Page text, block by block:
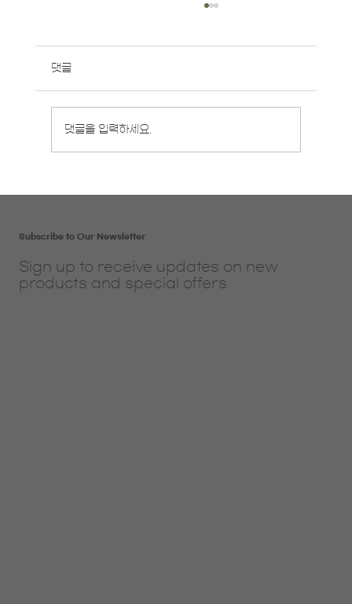
댓글
댓글을 입력하세요.
Subscribe to Our Newsletter
Sign up to receive updates on new
products and special offers